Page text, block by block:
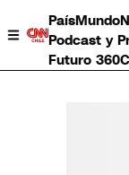
PaísMundo
Podcast y
Futuro 360